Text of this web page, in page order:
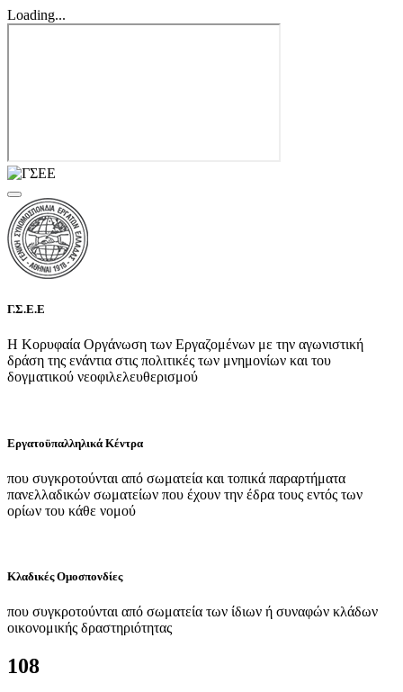
Loading...
Γ.Σ.Ε.Ε
Η Κορυφαία Οργάνωση των Εργαζομένων με την αγωνιστική
δράση της ενάντια στις πολιτικές των μνημονίων και του
δογματικού νεοφιλελευθερισμού
Εργατοϋπαλληλικά Κέντρα
που συγκροτούνται από σωματεία και τοπικά παραρτήματα
πανελλαδικών σωματείων που έχουν την έδρα τους εντός των
ορίων του κάθε νομού
Κλαδικές Ομοσπονδίες
που συγκροτούνται από σωματεία των ίδιων ή συναφών κλάδων
οικονομικής δραστηριότητας
108